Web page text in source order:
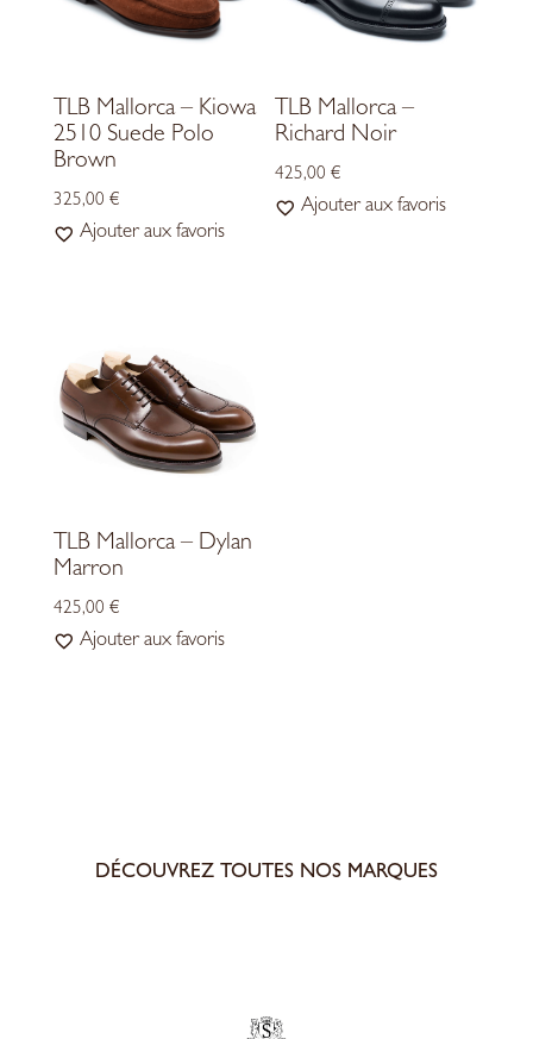
TLB Mallorca – Kiowa
2510 Suede Polo
Brown
325,00 €
Ajouter aux favoris
TLB Mallorca –
Richard Noir
425,00€
Ajouter aux favoris
TLB Mallorca – Dylan
Marron
425,00 €
Ajouter aux favoris
DÉCOUVREZ TOUTES NOS MARQUES